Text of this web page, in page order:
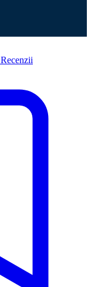
Recenzii